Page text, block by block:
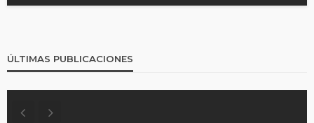
ÚLTIMAS PUBLICACIONES